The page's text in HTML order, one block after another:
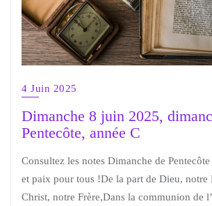
4 Juin 2025
Dimanche 8 juin 2025,
Pentecôte, année C
Consultez les notes Dimanche de
et paix pour tous !De la part de Dieu, notre
Christ, notre Frère,Dans la communion de